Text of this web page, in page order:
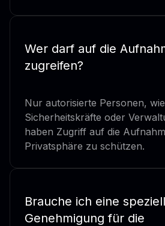
Wer darf auf die
zugreifen?
Nur autorisierte Personen, wie
Sicherheitskräfte oder
haben Zugriff auf die
Privatsphäre zu schützen.
Brauche ich eine
Genehmigung für die